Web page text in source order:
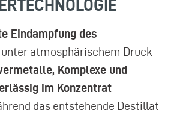
Eindampfung des
unter atmosphärischem Druck
Komplexe und
im Konzentrat
das entstehende Destillat